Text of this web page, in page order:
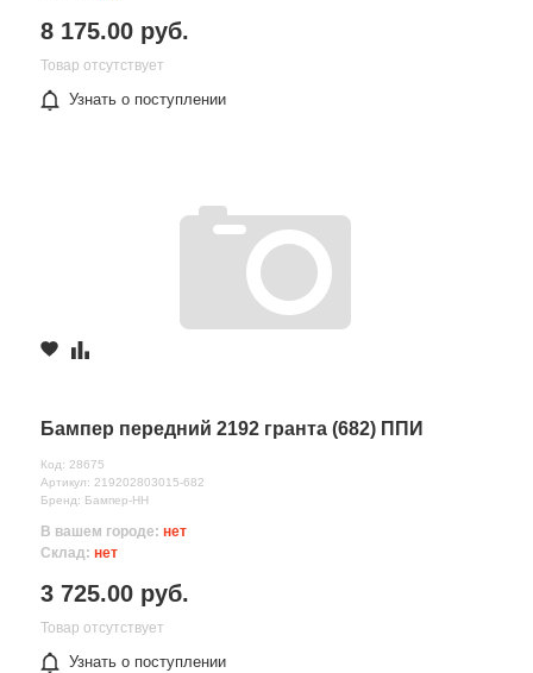
8 175.00 руб.
Товар отсутствует
Узнать о поступлении
Бампер передний 2192 гранта (682) ППИ
Код: 28675
Артикул: 219202803015-682
Бренд: Бампер-НН
В вашем городе: нет
Склад: нет
3 725.00 руб.
Товар отсутствует
Узнать о поступлении